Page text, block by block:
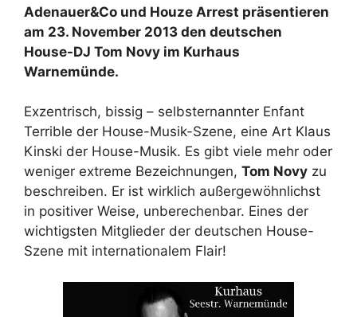
Adenauer&Co und Houze Arrest präsentieren
am 23. November 2013 den deutschen
House-DJ Tom Novy im Kurhaus
Warnemünde.
Exzentrisch, bissig – selbsternannter Enfant
Terrible der House-Musik-Szene, eine Art Klaus
Kinski der House-Musik. Es gibt viele mehr oder
weniger extreme Bezeichnungen, Tom Novy zu
beschreiben. Er ist wirklich außergewöhnlichst
in positiver Weise, unberechenbar. Eines der
wichtigsten Mitglieder der deutschen House-
Szene mit internationalem Flair!